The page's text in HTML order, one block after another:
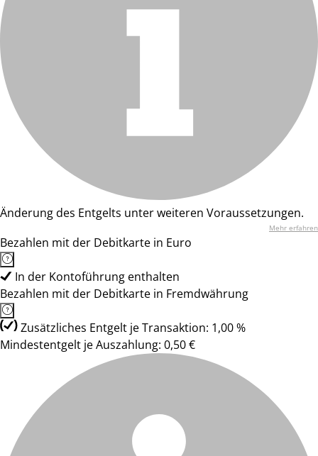
Änderung des Entgelts unter weiteren Voraussetzungen.
Mehr erfahren
Bezahlen mit der Debitkarte in Euro
In der Kontoführung enthalten
Bezahlen mit der Debitkarte in Fremdwährung
Zusätzliches Entgelt je Transaktion: 1,00 %
Mindestentgelt je Auszahlung: 0,50 €